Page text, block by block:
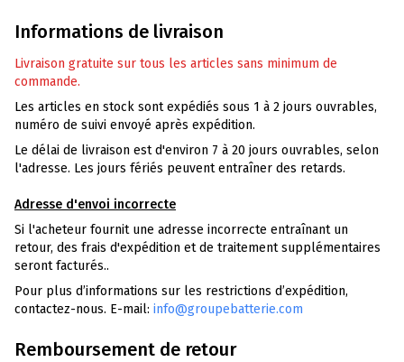
Informations de livraison
Livraison gratuite sur tous les articles sans minimum de
commande.
Les articles en stock sont expédiés sous 1 à 2 jours ouvrables,
numéro de suivi envoyé après expédition.
Le délai de livraison est d'environ 7 à 20 jours ouvrables, selon
l'adresse. Les jours fériés peuvent entraîner des retards.
Adresse d'envoi incorrecte
Si l'acheteur fournit une adresse incorrecte entraînant un
retour, des frais d'expédition et de traitement supplémentaires
seront facturés..
Pour plus d’informations sur les restrictions d’expédition,
contactez-nous. E-mail: info@groupebatterie.com
Remboursement de retour